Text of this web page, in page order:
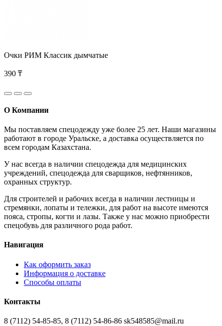
Очки РИМ Классик дымчатые
390 ₸
О Компании
Мы поставляем спецодежду уже более 25 лет. Наши магазины
работают в городе Уральске, а доставка осуществляется по
всем городам Казахстана.
У нас всегда в наличии спецодежда для медицинских
учреждений, спецодежда для сварщиков, нефтянников,
охранных структур.
Для строителей и рабочих всегда в наличии лестницы и
стремянки, лопаты и тележки, для работ на высоте имеются
пояса, стропы, когти и лазы. Также у нас можно приобрести
спецобувь для различного рода работ.
Навигация
Как оформить заказ
Информация о доставке
Способы оплаты
Контакты
8 (7112) 54-85-85, 8 (7112) 54-86-86 sk548585@mail.ru